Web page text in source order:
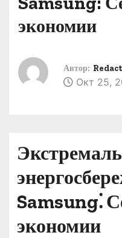
экономии
Автор:
Окт 25,
Samsung⁚
экономии